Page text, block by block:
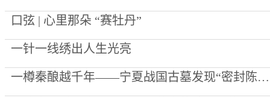
口弦 | 心里那朵 “赛牡丹”
一针一线绣出人生光亮
一樽秦酿越千年——宁夏战国古墓发现“密封陈酿”始末